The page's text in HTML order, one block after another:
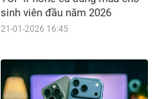
sinh viên đầu năm 2026
21-01-2026 16:45